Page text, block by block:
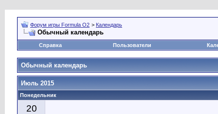
Форум игры Formula O2 > Календарь
Обычный календарь
Справка Пользователи
Обычный календарь
Июль 2015
Понедельник
20